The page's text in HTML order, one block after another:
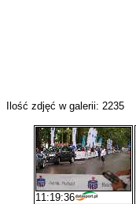
Ilość zdjęć w galerii: 2235
11:19:36